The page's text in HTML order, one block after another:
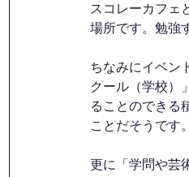
スコレーカフェ
場所です。勉強
ちなみにイベン
クール（学校）
ることのできる
ことだそうです。
更に「学問や芸